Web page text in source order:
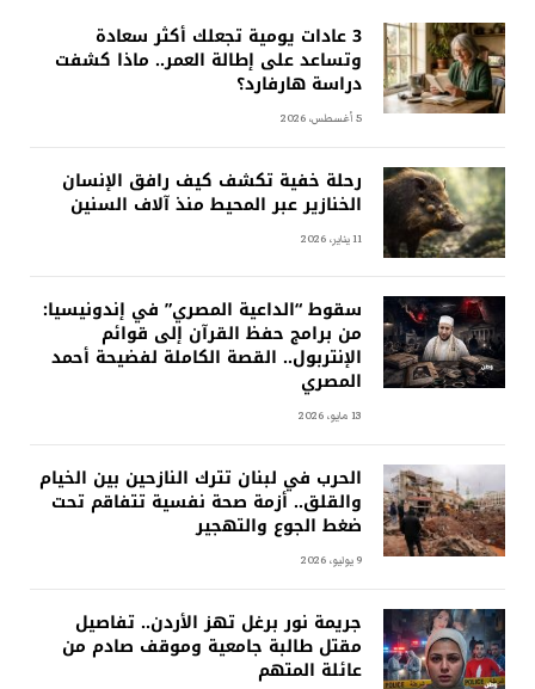
3 عادات يومية تجعلك أكثر سعادة
وتساعد على إطالة العمر.. ماذا كشفت
دراسة هارفارد؟
5 أغسطس، 2026
رحلة خفية تكشف كيف رافق الإنسان
الخنازير عبر المحيط منذ آلاف السنين
11 يناير، 2026
سقوط “الداعية المصري” في إندونيسيا:
من برامج حفظ القرآن إلى قوائم
الإنتربول.. القصة الكاملة لفضيحة أحمد
المصري
13 مايو، 2026
الحرب في لبنان تترك النازحين بين الخيام
والقلق.. أزمة صحة نفسية تتفاقم تحت
ضغط الجوع والتهجير
9 يوليو، 2026
جريمة نور برغل تهز الأردن.. تفاصيل
مقتل طالبة جامعية وموقف صادم من
عائلة المتهم